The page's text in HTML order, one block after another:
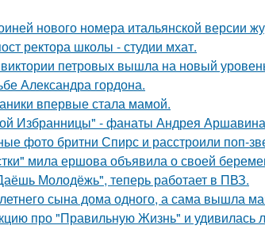
нового номера итальянской версии
ректора школы - студии мхат.
петровых вышла на новый
Александра гордона.
впервые стала мамой.
Избранницы" - фанаты Андрея Аршавина
фото бритни Спирс и расстроили поп-
мила ершова объявила о своей
Молодёжь", теперь работает в ПВЗ.
сына дома одного, а сама вышла
про "Правильную Жизнь" и удивилась